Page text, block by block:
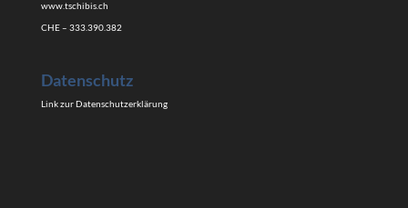
www.tschibis.ch
CHE – 333.390.382
Datenschutz
Link zur Datenschutzerklärung